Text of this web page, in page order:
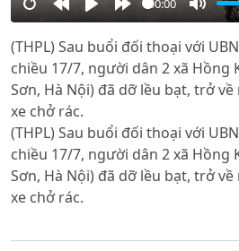
RestartRewind
10s
PlayForward
10s
Mute
(THPL) Sau buổi đối thoại với
chiều 17/7, người dân 2 xã Hồng
Sơn, Hà Nội) đã dỡ lều bạt, trở
xe chở rác.
(THPL) Sau buổi đối thoại với
chiều 17/7, người dân 2 xã Hồng
Sơn, Hà Nội) đã dỡ lều bạt, trở
xe chở rác.